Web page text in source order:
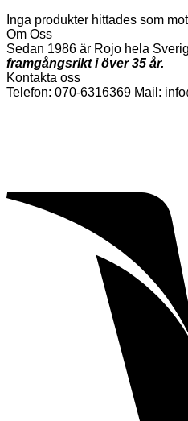
Inga produkter hittades som
Om Oss
Sedan 1986 är Rojo hela
framgångsrikt i över 35 år.
Kontakta oss
Telefon: 070-6316369 Mail: